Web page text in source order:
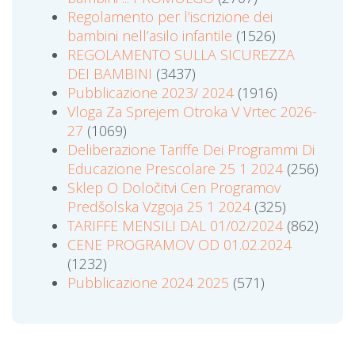
Regolamento per l’iscrizione dei
bambini nell’asilo infantile (1526)
REGOLAMENTO SULLA SICUREZZA
DEI BAMBINI (3437)
Pubblicazione 2023/ 2024(1916)
Vloga Za Sprejem Otroka V Vrtec 2026-
27 (1069)
Deliberazione Tariffe Dei Programmi Di
Educazione Prescolare 25 1 2024(256)
Sklep O Določitvi Cen Programov
Predšolska Vzgoja 25 1 2024(325)
TARIFFE MENSILI DAL 01/02/2024(862)
CENE PROGRAMOV OD 01.02.2024
(1232)
Pubblicazione 2024 2025 (571)